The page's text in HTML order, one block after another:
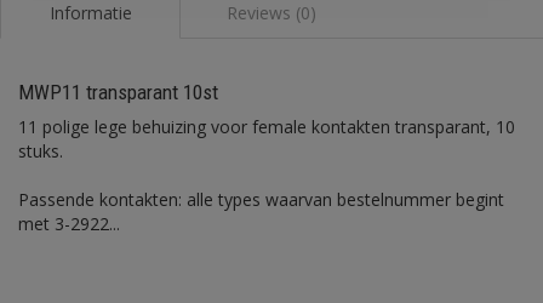
Informatie Reviews (0)
MWP11 transparant 10st
11 polige lege behuizing voor female kontakten transparant, 10
stuks.
Passende kontakten: alle types waarvan bestelnummer begint
met 3-2922...